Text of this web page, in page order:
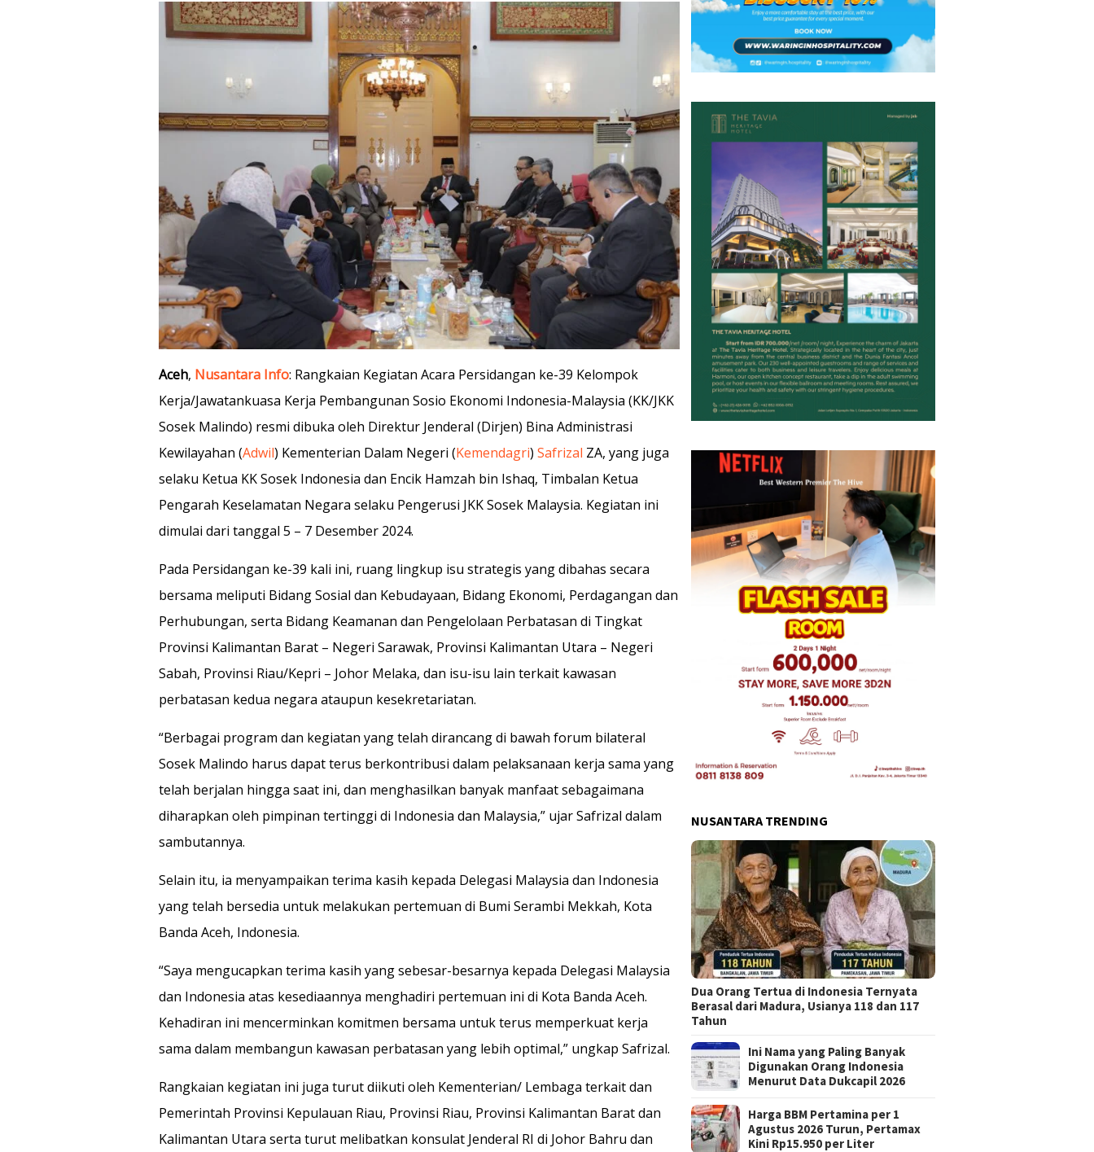
Aceh, Nusantara Info: Rangkaian Kegiatan Acara Persidangan ke-39 Kelompok
Kerja/Jawatankuasa Kerja Pembangunan Sosio Ekonomi Indonesia-Malaysia (KK/JKK
Sosek Malindo) resmi dibuka oleh Direktur Jenderal (Dirjen) Bina Administrasi
Kewilayahan (Adwil) Kementerian Dalam Negeri (Kemendagri) Safrizal ZA, yang juga
selaku Ketua KK Sosek Indonesia dan Encik Hamzah bin Ishaq, Timbalan Ketua
Pengarah Keselamatan Negara selaku Pengerusi JKK Sosek Malaysia. Kegiatan ini
dimulai dari tanggal 5 – 7 Desember 2024.
Pada Persidangan ke-39 kali ini, ruang lingkup isu strategis yang dibahas secara
bersama meliputi Bidang Sosial dan Kebudayaan, Bidang Ekonomi, Perdagangan dan
Perhubungan, serta Bidang Keamanan dan Pengelolaan Perbatasan di Tingkat
Provinsi Kalimantan Barat – Negeri Sarawak, Provinsi Kalimantan Utara – Negeri
Sabah, Provinsi Riau/Kepri – Johor Melaka, dan isu-isu lain terkait kawasan
perbatasan kedua negara ataupun kesekretariatan.
“Berbagai program dan kegiatan yang telah dirancang di bawah forum bilateral
Sosek Malindo harus dapat terus berkontribusi dalam pelaksanaan kerja sama yang
telah berjalan hingga saat ini, dan menghasilkan banyak manfaat sebagaimana
diharapkan oleh pimpinan tertinggi di Indonesia dan Malaysia,” ujar Safrizal dalam
sambutannya.
Selain itu, ia menyampaikan terima kasih kepada Delegasi Malaysia dan Indonesia
yang telah bersedia untuk melakukan pertemuan di Bumi Serambi Mekkah, Kota
Banda Aceh, Indonesia.
“Saya mengucapkan terima kasih yang sebesar-besarnya kepada Delegasi Malaysia
dan Indonesia atas kesediaannya menghadiri pertemuan ini di Kota Banda Aceh.
Kehadiran ini mencerminkan komitmen bersama untuk terus memperkuat kerja
sama dalam membangun kawasan perbatasan yang lebih optimal,” ungkap Safrizal.
Rangkaian kegiatan ini juga turut diikuti oleh Kementerian/ Lembaga terkait dan
Pemerintah Provinsi Kepulauan Riau, Provinsi Riau, Provinsi Kalimantan Barat dan
Kalimantan Utara serta turut melibatkan konsulat Jenderal RI di Johor Bahru dan
NUSANTARA TRENDING
Dua Orang Tertua di Indonesia Ternyata
Berasal dari Madura, Usianya 118 dan 117
Tahun
Ini Nama yang Paling Banyak
Digunakan Orang Indonesia
Menurut Data Dukcapil 2026
Harga BBM Pertamina per 1
Agustus 2026 Turun, Pertamax
Kini Rp15.950 per Liter